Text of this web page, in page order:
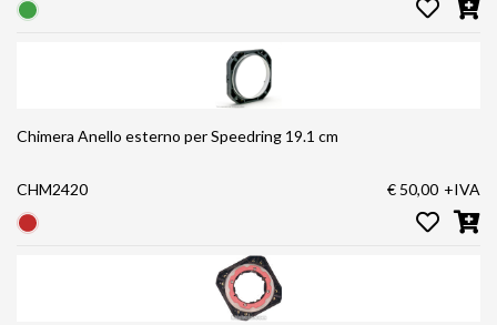
Chimera Anello esterno per Speedring 19.1 cm
CHM2420 € 50,00 +IVA